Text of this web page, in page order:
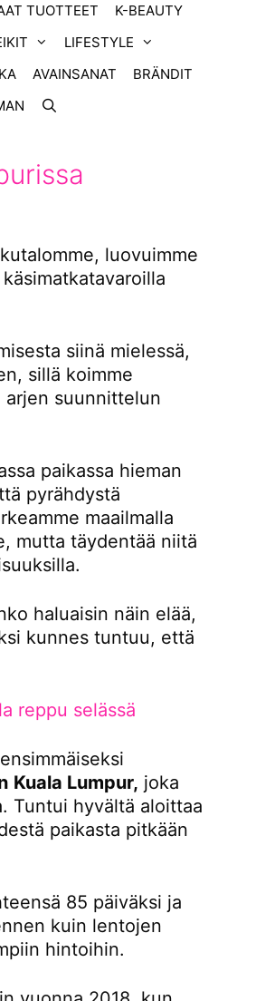
TUOTTEET
K-BEAUTY
LIFESTYLE
AVAINSANAT
BRÄNDIT
luovuimme
siinä mielessä,
sillä koimme
arjen suunnittelun
paikassa hieman
pyrähdystä
maailmalla
mutta täydentää niitä
haluaisin näin elää,
kunnes tuntuu, että
reppu selässä
Kuala Lumpur, joka
Tuntui hyvältä aloittaa
paikasta pitkään
85 päiväksi ja
kuin lentojen
hintoihin.